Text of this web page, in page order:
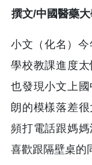
撰文/中國醫藥
小文（化名）
學校教課進度
也發現小文上
朗的模樣落差
頻打電話跟媽
喜歡跟隔壁桌的